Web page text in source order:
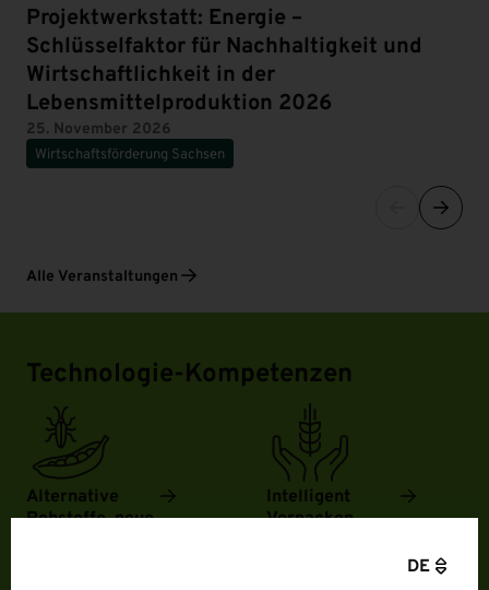
Projektwerkstatt: Energie –
Schlüsselfaktor für Nachhaltigkeit und
Wirtschaftlichkeit in der
Lebensmittelproduktion 2026
25. November 2026
Wirtschaftsförderung Sachsen
Alle Veranstaltungen
Technologie-Kompetenzen
Alternative
Rohstoffe, neue
Intelligent
Verpacken
DE